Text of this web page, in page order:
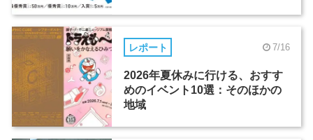
レポート 7/16
2026年夏休みに行ける、おすす
めのイベント10選：そのほかの
地域